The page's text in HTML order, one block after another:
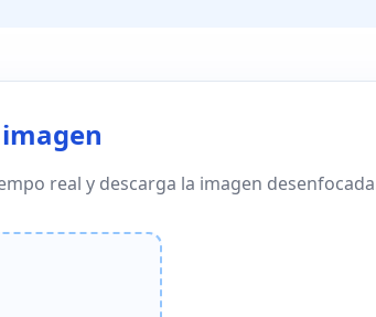
real y descarga la imagen